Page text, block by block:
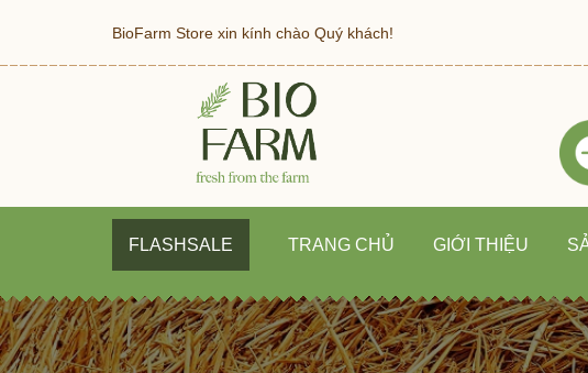
BioFarm Store xin kính chào Quý khách!
FLASHSALE TRANG CHỦ GIỚI THIỆU